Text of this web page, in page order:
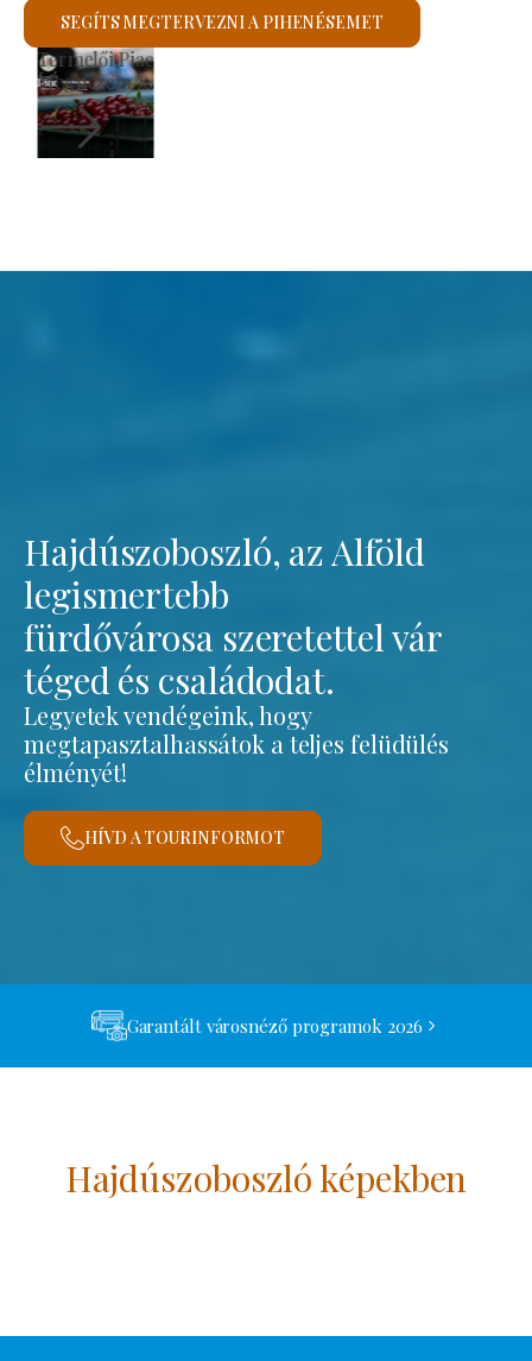
SEGÍTS MEGTERVEZNI A PIHENÉSEMET
Szent László Római Katolikus Templom
Megnézem
Hajdúszoboszló, az Alföld
legismertebb
fürdővárosa szeretettel vár
téged és családodat.
Legyetek vendégeink, hogy
megtapasztalhassátok a teljes felüdülés
élményét!
HÍVD A TOURINFORMOT
Garantált városnéző programok 2026
Hajdúszoboszló képekben